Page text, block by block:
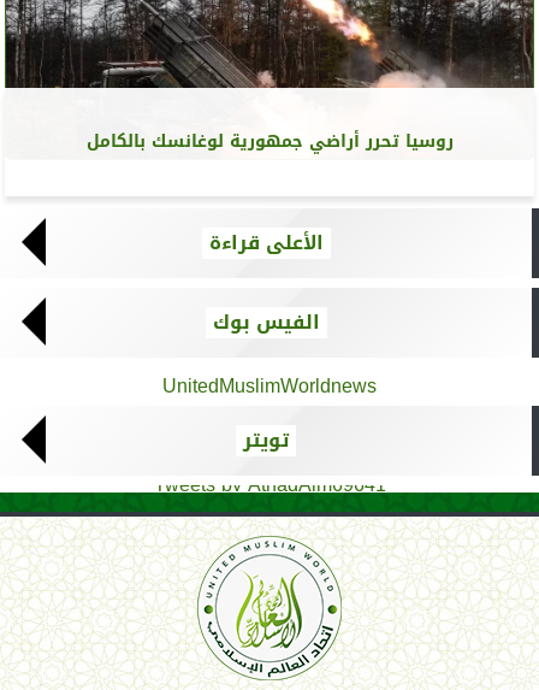
روسيا تحرر أراضي جمهورية لوغانسك بالكامل
الأعلى قراءة
الفيس بوك
UnitedMuslimWorldnews
تويتر
Tweets by AthadAlm69641